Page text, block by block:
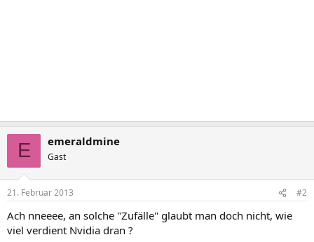
E emeraldmine
Gast
21. Februar 2013 #2
Ach nneeee, an solche "Zufälle" glaubt man doch nicht, wie
viel verdient Nvidia dran ?